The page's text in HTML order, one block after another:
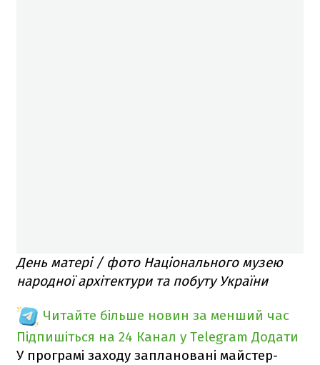
День матері / фото Національного музею
народної архітектури та побуту України
Читайте більше новин за менший час
Підпишіться на 24 Канал у Telegram Додати
У програмі заходу заплановані майстер-